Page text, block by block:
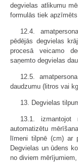
degvielas atlikumu
formulās tiek
12.4.
pēdējās degvielas
procesā veicamo
saņemto degvielas
12.5.
daudzumu (litros vai
13. Degvielas
13.1. izmantojot
automatizētu
līmeni tilpnē (cm)
Degvielas un ūdens
no diviem